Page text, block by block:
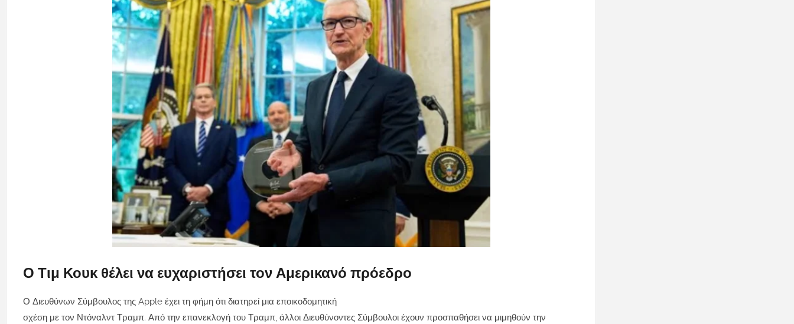
Ο Τιμ Κουκ θέλει να ευχαριστήσει τον Αμερικανό πρόεδρο
Ο Διευθύνων Σύμβουλος της Apple έχει τη φήμη ότι διατηρεί μια εποικοδομητική
σχέση με τον Ντόναλντ Τραμπ. Από την επανεκλογή του Τραμπ, άλλοι Διευθύνοντες Σύμβουλοι έχουν προσπαθήσει να μιμηθούν την